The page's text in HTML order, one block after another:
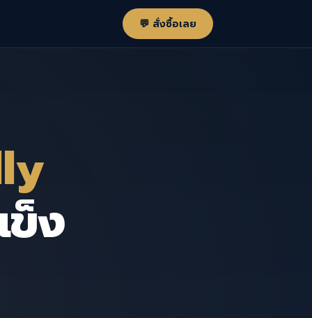
💬 สั่งซื้อเลย
ง